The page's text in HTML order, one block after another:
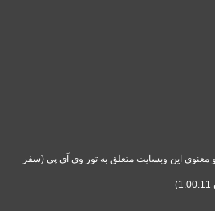
و معنوی این وبسایت متعلق به تور وی آی پی (سفر